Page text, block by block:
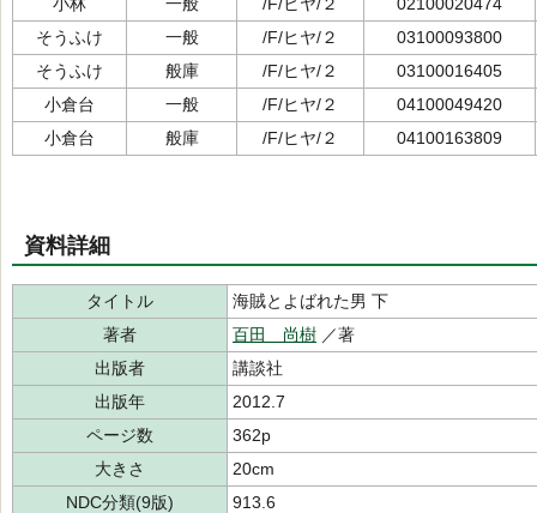
そうふけ
一般 /F/ヒヤ/２
03100093800
そうふけ
般庫 /F/ヒヤ/２
03100016405
小倉台
一般 /F/ヒヤ/２
04100049420
小倉台
般庫 /F/ヒヤ/２ 04100163809
資料詳細
タイトル
海賊とよばれた男 下
著者
百田 尚樹 ／著
出版者
講談社
出版年
2012.7
ページ数
362p
大きさ
20cm
NDC分類(9版)
913.6